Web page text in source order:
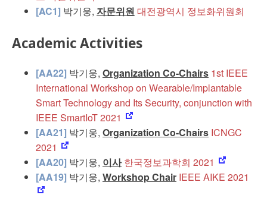
[AC1] 박기웅, 자문위원 대전광역시 정보화위원회
Academic Activities
[AA22] 박기웅, Organization Co-Chairs 1st IEEE
International Workshop on Wearable/Implantable
Smart Technology and Its Security, conjunction with
IEEE SmartIoT 2021
[AA21] 박기웅, Organization Co-Chairs ICNGC
2021
[AA20] 박기웅, 이사 한국정보과학회 2021
[AA19] 박기웅, Workshop Chair IEEE AIKE 2021